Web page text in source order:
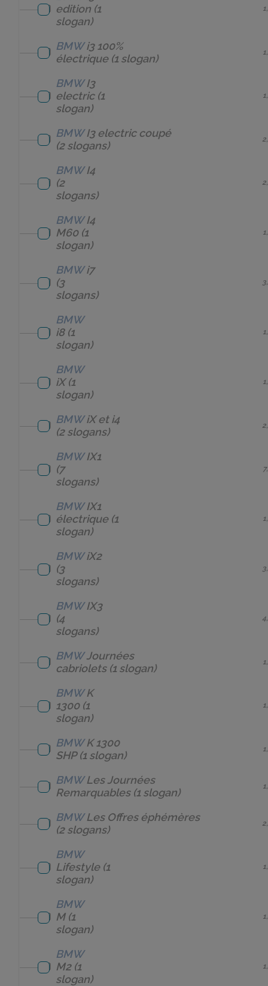
edition (1
slogan)
BMW i3 100%
électrique(1 slogan)
BMW I3
electric(1
slogan)
BMW I3 electric coupé
(2 slogans)
BMW I4
(2
slogans)
BMW I4
M60(1
slogan)
BMW i7
(3
slogans)
BMW
i8(1
slogan)
BMW
iX(1
slogan)
BMW iX et i4
(2 slogans)
BMW IX1
(7
slogans)
BMW IX1
électrique(1
slogan)
BMW iX2
(3
slogans)
BMW IX3
(4
slogans)
BMW Journées
cabriolets(1 slogan)
BMW K
1300(1
slogan)
BMW K 1300
SHP(1 slogan)
BMW Les Journées
Remarquables(1 slogan)
BMW Les Offres éphémères
(2 slogans)
BMW
Lifestyle(1
slogan)
BMW
M(1
slogan)
BMW
M2(1
slogan)